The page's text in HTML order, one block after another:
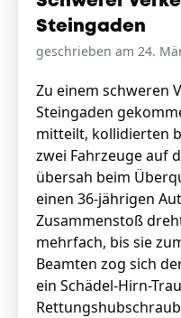
Steingaden
geschrieben am 24.
Zu einem schweren
Steingaden
mitteilt, kollidierten
zwei Fahrzeuge auf
übersah beim
einen 36-jährigen
Zusammenstoß
mehrfach, bis sie
Beamten zog sich
ein Schädel-Hirn-